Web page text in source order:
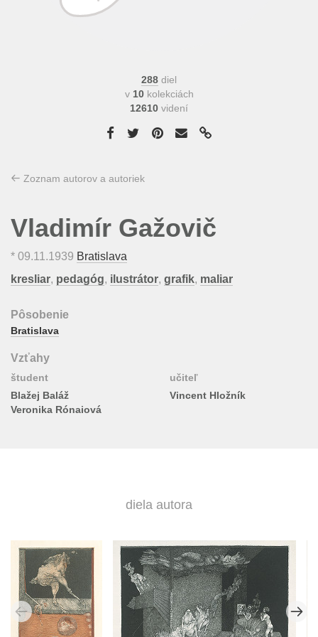
288 diel
v 10kolekciách
12610 videní
Zoznam autorov a autoriek
Vladimír Gažovič
* 09.11.1939 Bratislava
kresliar, pedagóg, ilustrátor, grafik, maliar
Pôsobenie
Bratislava
Vzťahy
študent
učiteľ
Blažej Baláž
Veronika Rónaiová
Vincent Hložník
diela autora